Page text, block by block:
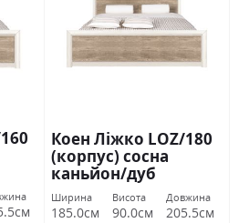
Коен Ліжко LOZ/180
(корпус) сосна
каньйон/дуб
корабельний БРВ
Україна
Ширина
185.0см
Висота
90.0см
Довжина
205.5см